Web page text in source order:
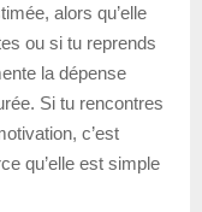
alors qu’elle
ou si tu reprends
la dépense
Si tu rencontres
c’est
qu’elle est simple